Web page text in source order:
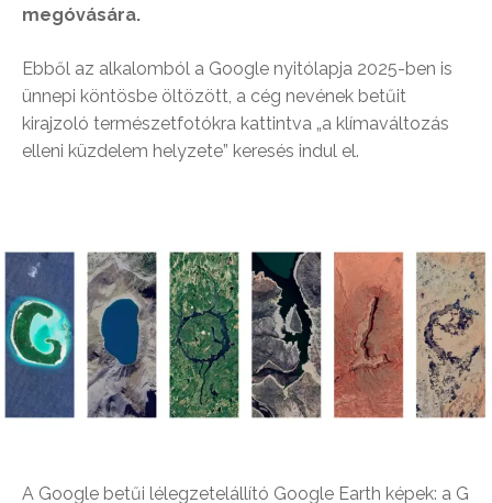
megóvására.
Ebből az alkalomból a Google nyitólapja 2025-ben is
ünnepi köntösbe öltözött, a cég nevének betűit
kirajzoló természetfotókra kattintva „a klímaváltozás
elleni küzdelem helyzete” keresés indul el.
A Google betűi lélegzetelállító Google Earth képek: a G